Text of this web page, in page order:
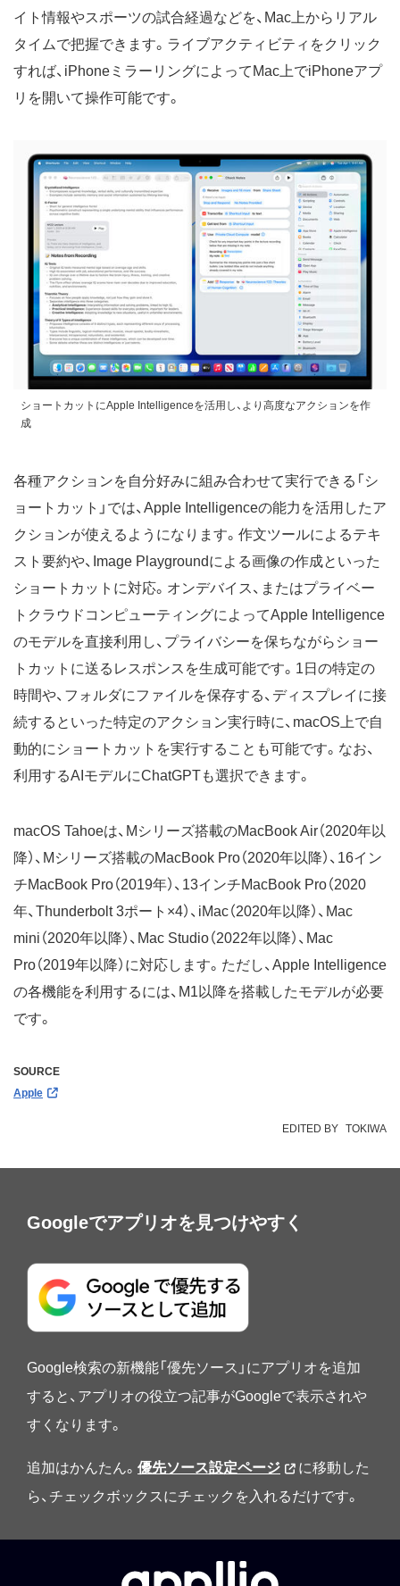
イト情報やスポーツの試合経過などを、Mac上からリアル
タイムで把握できます。ライブアクティビティをクリック
すれば、iPhoneミラーリングによってMac上でiPhoneアプ
リを開いて操作可能です。
ショートカットにApple Intelligenceを活用し、より高度なアクションを作
成
各種アクションを自分好みに組み合わせて実行できる「シ
ョートカット」では、Apple Intelligenceの能力を活用したア
クションが使えるようになります。作文ツールによるテキ
スト要約や、Image Playgroundによる画像の作成といった
ショートカットに対応。オンデバイス、またはプライベー
トクラウドコンピューティングによってApple Intelligence
のモデルを直接利用し、プライバシーを保ちながらショー
トカットに送るレスポンスを生成可能です。1日の特定の
時間や、フォルダにファイルを保存する、ディスプレイに接
続するといった特定のアクション実行時に、macOS上で自
動的にショートカットを実行することも可能です。なお、
利用するAIモデルにChatGPTも選択できます。
macOS Tahoeは、Mシリーズ搭載のMacBook Air（2020年以
降）、Mシリーズ搭載のMacBook Pro（2020年以降）、16イン
チMacBook Pro（2019年）、13インチMacBook Pro（2020
年、Thunderbolt 3ポート×4）、iMac（2020年以降）、Mac
mini（2020年以降）、Mac Studio（2022年以降）、Mac
Pro（2019年以降）に対応します。ただし、Apple Intelligence
の各機能を利用するには、M1以降を搭載したモデルが必要
です。
SOURCE
Apple
EDITED BY TOKIWA
Googleでアプリオを見つけやすく
Google検索の新機能「優先ソース」にアプリオを追加
すると、アプリオの役立つ記事がGoogleで表示されや
すくなります。
追加はかんたん。 優先ソース設定ページ
に移動した
ら、チェックボックスにチェックを入れるだけです。